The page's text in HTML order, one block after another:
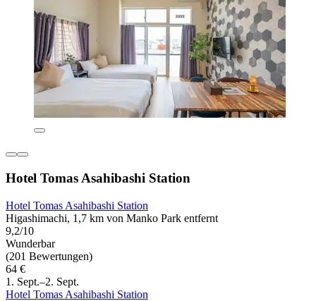
Hotel Tomas Asahibashi Station
Hotel Tomas Asahibashi Station
Higashimachi, 1,7 km von Manko Park entfernt
9,2/10
Wunderbar
(201 Bewertungen)
64 €
1. Sept.–2. Sept.
Hotel Tomas Asahibashi Station